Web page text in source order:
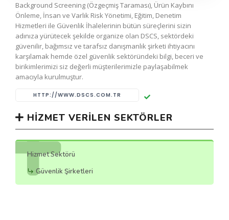
Background Screening (Özgeçmiş Taraması), Ürün Kaybını
Önleme, İnsan ve Varlık Risk Yönetimi, Eğitim, Denetim
Hizmetleri ile Güvenlik İhalelerinin bütün süreçlerini sizin
adınıza yürütecek şekilde organize olan DSCS, sektördeki
güvenilir, bağımsız ve tarafsız danışmanlık şirketi ihtiyacını
karşılamak hemde özel güvenlik sektöründeki bilgi, beceri ve
birikimlerimizi siz değerli müşterilerimizle paylaşabilmek
amacıyla kurulmuştur.
HTTP://WWW.DSCS.COM.TR
HIZMET VERILEN SEKTÖRLER
Hizmet Sektörü
Güvenlik Şirketleri